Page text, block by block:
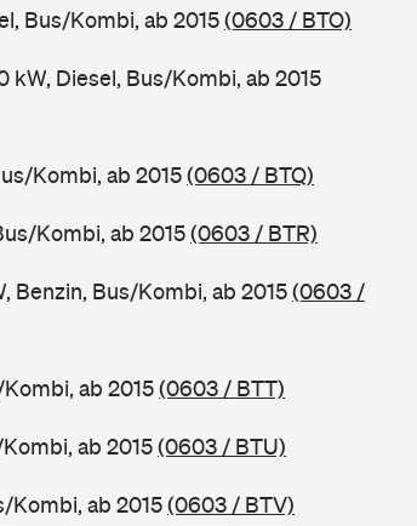
Bus/Kombi, ab 2015(0603 / BTO)
kW, Diesel, Bus/Kombi, ab 2015
Kombi, ab 2015(0603 / BTQ)
Kombi, ab 2015(0603 / BTR)
Benzin, Bus/Kombi, ab 2015(0603 /
ab 2015(0603 / BTT)
ab 2015(0603 / BTU)
Kombi, ab 2015(0603 / BTV)